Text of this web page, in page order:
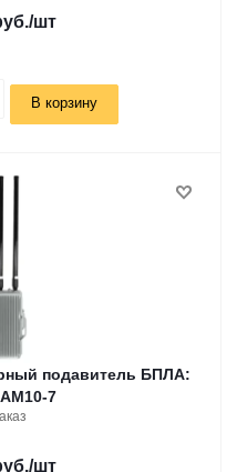
/шт
В корзину
подавитель БПЛА:
7
/шт